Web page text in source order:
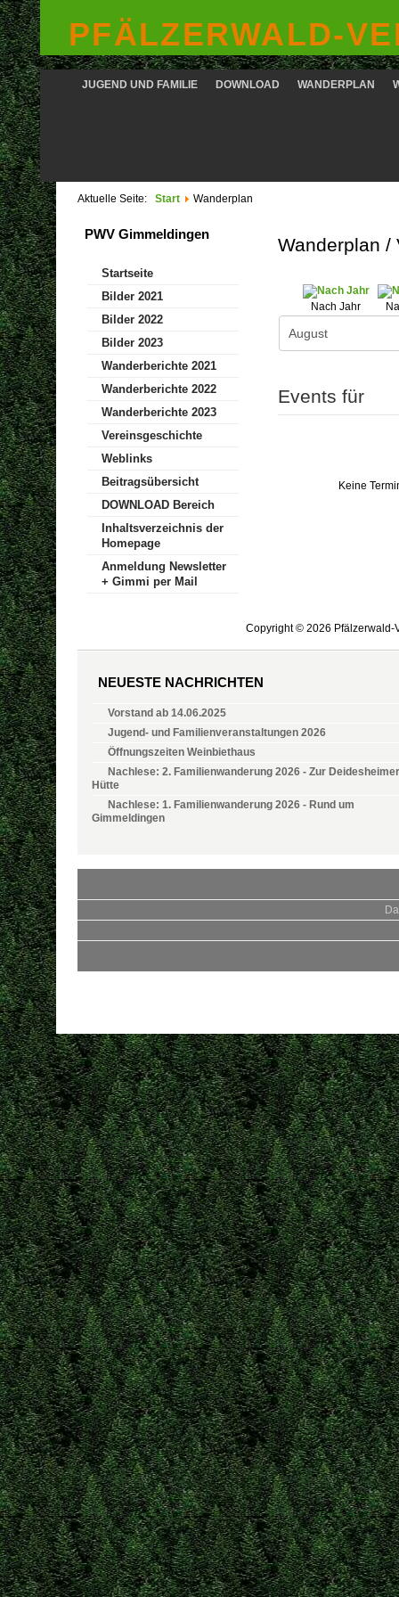
PFÄLZERWALD-
WANDERPLAN
DOWNLOAD
JUGEND UND FAMILIE
Aktuelle Seite: Start Wanderplan
Wanderplan /
Nach Jahr
Events für
Keine
PWV Gimmeldingen
Startseite
Bilder 2021
Bilder 2022
Bilder 2023
Wanderberichte 2021
Wanderberichte 2022
Wanderberichte 2023
Vereinsgeschichte
Weblinks
Beitragsübersicht
DOWNLOAD Bereich
Inhaltsverzeichnis der
Homepage
Anmeldung Newsletter
+ Gimmi per Mail
Copyright © 2026 Pfälzerwald-
NEUESTE NACHRICHTEN
Vorstand ab 14.06.2025
Jugend- und Familienveranstaltungen 2026
Öffnungszeiten Weinbiethaus
Nachlese: 2. Familienwanderung 2026 - Zur Deidesheimer
Hütte
Nachlese: 1. Familienwanderung 2026 - Rund um
Gimmeldingen